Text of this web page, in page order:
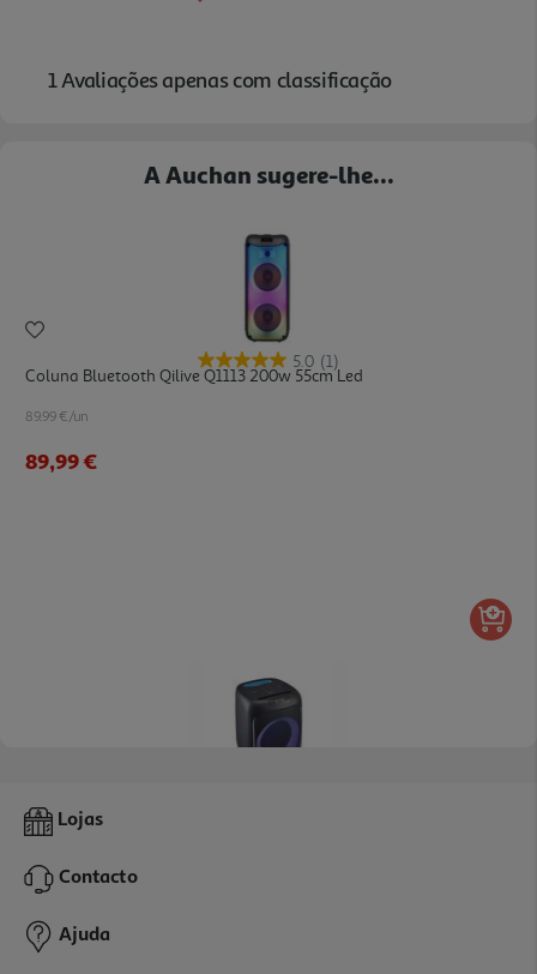
A Auchan sugere-lhe...
5.0 (1)
Coluna Bluetooth Qilive Q1113 200w 55cm Led
89.99 €/un
89,99 €
Coluna De Som Qilive Q.1262 Com Luz Led 30w
79,99 €
Lojas
Contacto
Ajuda